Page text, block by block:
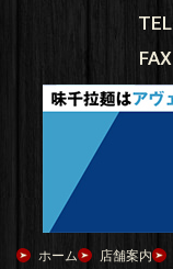
TEL
FAX
ホーム 店舗案内